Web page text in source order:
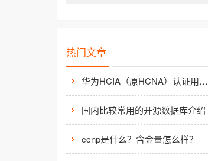
热门文章
华为HCIA（原HCNA）认证用处大吗？
国内比较常用的开源数据库介绍
ccnp是什么？含金量怎么样？